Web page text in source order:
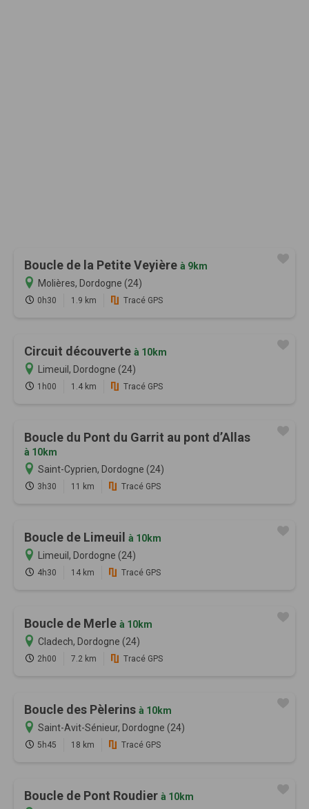
Boucle de la Petite Veyière à 9km
Molières, Dordogne (24)
0h30 1.9 km Tracé GPS
Circuit découverte à 10km
Limeuil, Dordogne (24)
1h00 1.4 km Tracé GPS
Boucle du Pont du Garrit au pont d’Allas
à 10km
Saint-Cyprien, Dordogne (24)
3h30 11 km Tracé GPS
Boucle de Limeuil
à 10km
Limeuil, Dordogne (24)
4h30 14 km Tracé GPS
Boucle de Merle à 10km
Cladech, Dordogne (24)
2h00 7.2 km Tracé GPS
Boucle des Pèlerins à 10km
Saint-Avit-Sénieur, Dordogne (24)
5h45 18 km Tracé GPS
Boucle de Pont Roudier à 10km